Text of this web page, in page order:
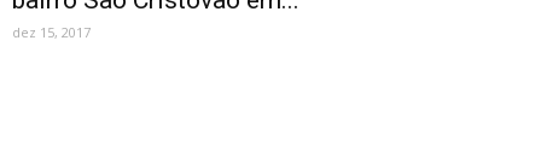
dez 15, 2017